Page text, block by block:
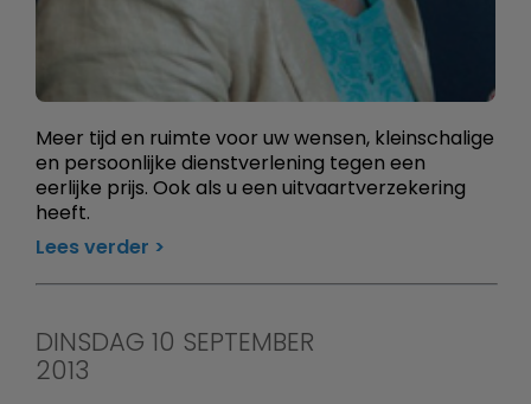
Meer tijd en ruimte voor uw wensen, kleinschalige
en persoonlijke dienstverlening tegen een
eerlijke prijs. Ook als u een uitvaartverzekering
heeft.
Lees verder
DINSDAG 10 SEPTEMBER
2013